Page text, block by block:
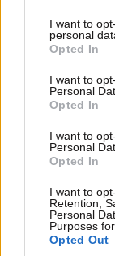
not limited to
grant or deny
use your data
consent section.
I want to
personal
Opted In
I want to
Personal
Opted In
I want to
Personal
Opted In
I want to
Retention,
Personal
Purposes
Opted Out